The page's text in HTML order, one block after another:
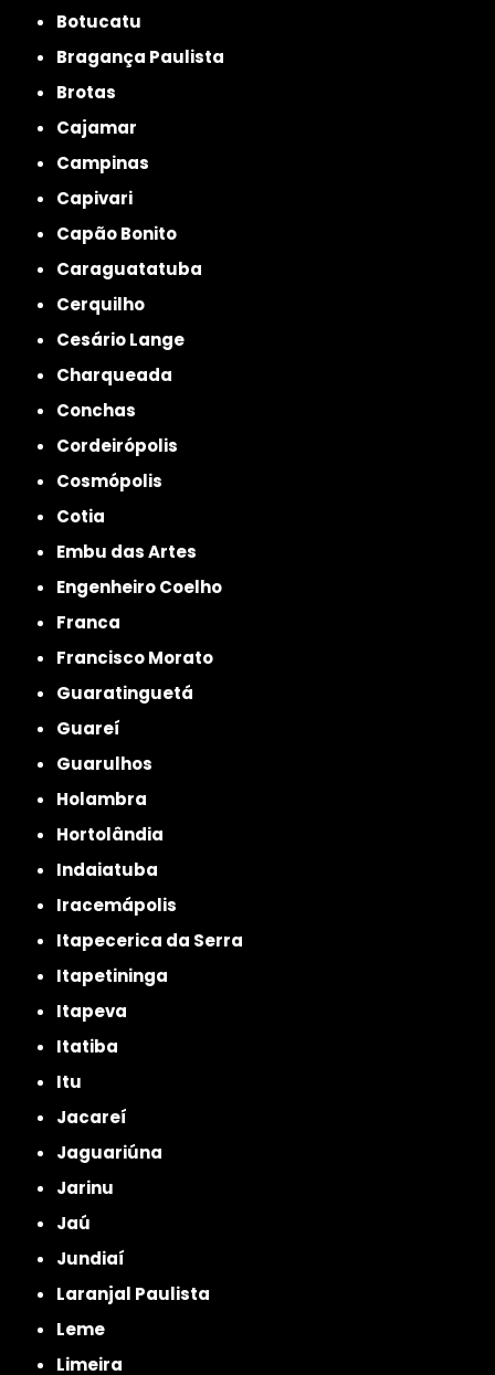
Botucatu
Bragança Paulista
Brotas
Cajamar
Campinas
Capivari
Capão Bonito
Caraguatatuba
Cerquilho
Cesário Lange
Charqueada
Conchas
Cordeirópolis
Cosmópolis
Cotia
Embu das Artes
Engenheiro Coelho
Franca
Francisco Morato
Guaratinguetá
Guareí
Guarulhos
Holambra
Hortolândia
Indaiatuba
Iracemápolis
Itapecerica da Serra
Itapetininga
Itapeva
Itatiba
Itu
Jacareí
Jaguariúna
Jarinu
Jaú
Jundiaí
Laranjal Paulista
Leme
Limeira